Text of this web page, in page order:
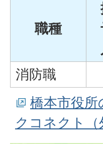
職種
消防職
橋本市役
クコネクト（